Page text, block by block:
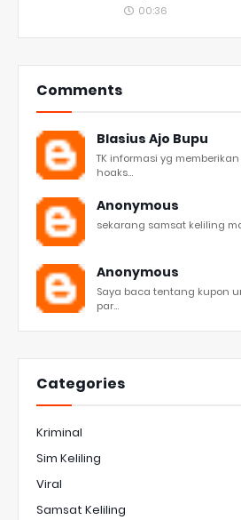
00:36
Comments
Blasius Ajo Bupu
TK informasi yg
hoaks...
Anonymous
sekarang samsat keliling
Anonymous
Saya baca tentang kupon
par...
Categories
Kriminal
Sim Keliling
Viral
Samsat Keliling